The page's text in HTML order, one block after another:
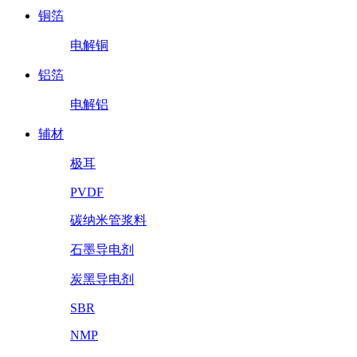
铜箔
电解铜
铝箔
电解铝
辅材
极耳
PVDF
碳纳米管浆料
石墨导电剂
炭黑导电剂
SBR
NMP